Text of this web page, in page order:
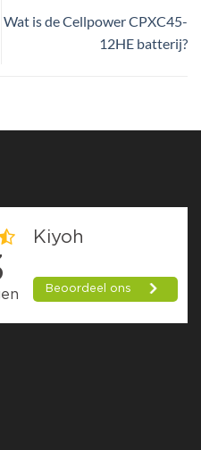
Wat is de Cellpower CPXC45-
12HE batterij?